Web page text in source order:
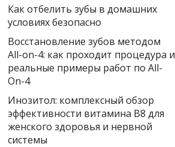
Как отбелить зубы в домашних
условиях безопасно
Восстановление зубов методом
All-on-4: как проходит процедура и
реальные примеры работ по All-
On-4
Инозитол: комплексный обзор
эффективности витамина B8 для
женского здоровья и нервной
системы